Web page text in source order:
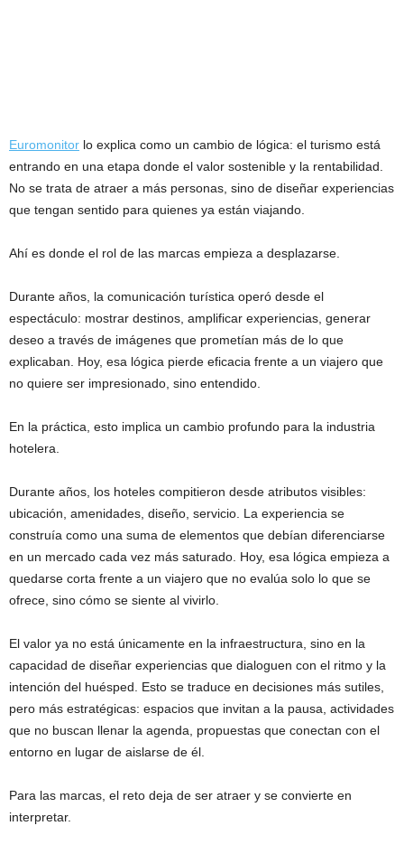
Euromonitor lo explica como un cambio de lógica: el turismo está
entrando en una etapa donde el valor sostenible y la rentabilidad.
No se trata de atraer a más personas, sino de diseñar experiencias
que tengan sentido para quienes ya están viajando.
Ahí es donde el rol de las marcas empieza a desplazarse.
Durante años, la comunicación turística operó desde el
espectáculo: mostrar destinos, amplificar experiencias, generar
deseo a través de imágenes que prometían más de lo que
explicaban. Hoy, esa lógica pierde eficacia frente a un viajero que
no quiere ser impresionado, sino entendido.
En la práctica, esto implica un cambio profundo para la industria
hotelera.
Durante años, los hoteles compitieron desde atributos visibles:
ubicación, amenidades, diseño, servicio. La experiencia se
construía como una suma de elementos que debían diferenciarse
en un mercado cada vez más saturado. Hoy, esa lógica empieza a
quedarse corta frente a un viajero que no evalúa solo lo que se
ofrece, sino cómo se siente al vivirlo.
El valor ya no está únicamente en la infraestructura, sino en la
capacidad de diseñar experiencias que dialoguen con el ritmo y la
intención del huésped. Esto se traduce en decisiones más sutiles,
pero más estratégicas: espacios que invitan a la pausa, actividades
que no buscan llenar la agenda, propuestas que conectan con el
entorno en lugar de aislarse de él.
Para las marcas, el reto deja de ser atraer y se convierte en
interpretar.